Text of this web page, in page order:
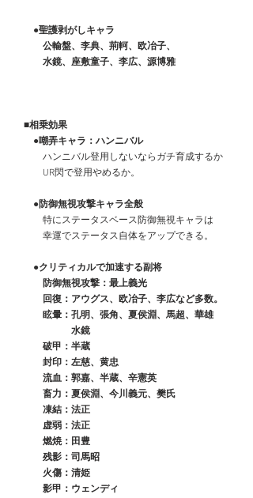
●聖護剥がしキャラ
公輸盤、李典、荊軻、欧冶子、
水鏡、座敷童子、李広、源博雅
■相乗効果
●嘲弄キャラ：ハンニバル
ハンニバル登用しないならガチ育成するか
UR閃で登用やめるか。
●防御無視攻撃キャラ全般
特にステータスベース防御無視キャラは
幸運でステータス自体をアップできる。
●クリティカルで加速する副将
防御無視攻撃：最上義光
回復：アウグス、欧冶子、李広など多数。
眩暈：孔明、張角、夏侯淵、馬超、華雄
水鏡
破甲：半蔵
封印：左慈、黄忠
流血：郭嘉、半蔵、辛憲英
畜力：夏侯淵、今川義元、樊氏
凍結：法正
虚弱：法正
燃焼：田豊
残影：司馬昭
火傷：清姫
影甲：ウェンディ